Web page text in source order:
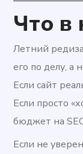
Что в
Летний
его по делу, а
Если сайт
Если просто
бюджет на
Если не